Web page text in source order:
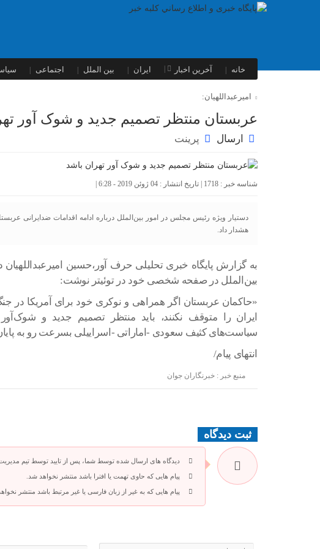
خانه آخرین اخبار ایران بین الملل اجتماعی
امیرعبداللهیان:
عربستان منتظر تصمیم جدید و شوک آور
ارسال پرینت
شناسه خبر : 1718 | تاریخ انتشار : 04 ژوئن 2019 - 6:28 |
دستیار ویژه رئیس مجلس در امور بین‌الملل درباره ادامه اقدامات ضدایرانی
هشدار داد.
به گزارش پایگاه خبری تحلیلی حرف آور،حسین
بین‌الملل در صفحه شخصی خود در توئیتر نوشت:
«حاکمان ⁧عربستان⁩ اگر همراهی و نوکری خود برای ⁧آمریکا⁩ در
ایران را متوقف نکنند، باید منتظر تصمیم جدید و
سیاست‌های کثیف سعودی -⁧اماراتی⁩ -⁧اسراییلی⁩ بسرعت رو به
انتهای پیام/
منبع خبر : خبرنگاران جوان
ثبت دیدگاه
دیدگاه های ارسال شده توسط شما، پس از تایید توسط تیم
پیام هایی که حاوی تهمت یا افترا باشد منتشر نخواهد شد.
پیام هایی که به غیر از زبان فارسی یا غیر مرتبط باشد منتشر